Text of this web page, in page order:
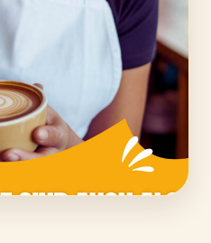
— perfekt für
Nights oder als ganz
Termin und Inhalt nach
→